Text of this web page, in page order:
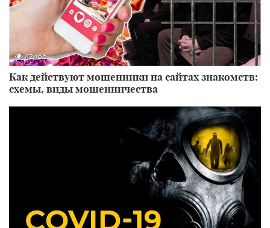
42488
Как действуют мошенники на сайтах знакомств:
схемы, виды мошенничества